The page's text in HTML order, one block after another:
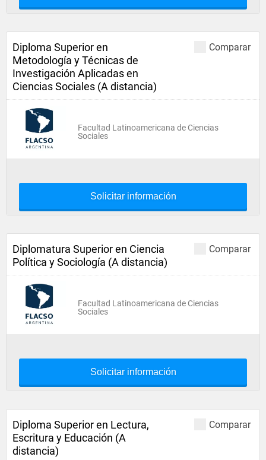
Comparar
Diploma Superior en
Metodología y Técnicas de
Investigación Aplicadas en
Ciencias Sociales (A distancia)
Facultad Latinoamericana de Ciencias
Sociales
Solicitar información
Comparar
Diplomatura Superior en Ciencia
Política y Sociología (A distancia)
Facultad Latinoamericana de Ciencias
Sociales
Solicitar información
Comparar
Diploma Superior en Lectura,
Escritura y Educación (A
distancia)